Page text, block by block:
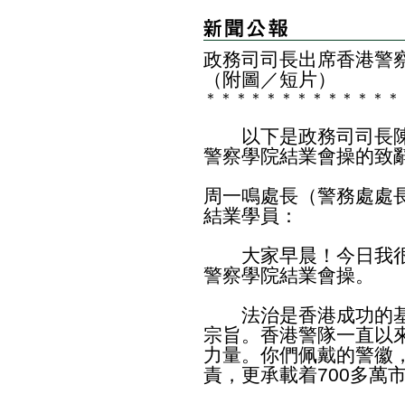
政務司司長出席香港警
（附圖／短片）
＊ ＊ ＊ ＊ ＊ ＊ ＊ ＊ ＊ ＊ ＊ ＊ ＊
以下是政務司司長陳
警察學院結業會操的致
周一鳴處長（警務處處
結業學員：
大家早晨！今日我很
警察學院結業會操。
法治是香港成功的基
宗旨。香港警隊一直以
力量。你們佩戴的警徽
責，更承載着700多萬